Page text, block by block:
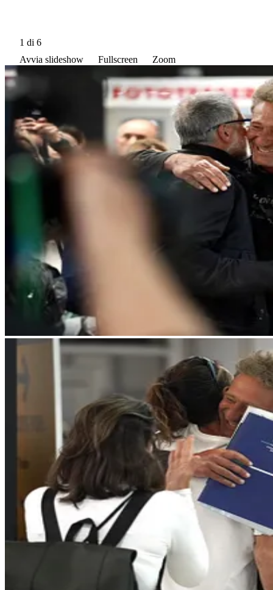
1 di 6
Avvia slideshow
Fullscreen Zoom